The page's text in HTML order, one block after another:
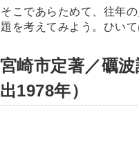
こであらためて、往年の
題を考えてみよう。ひい
宮崎市定著／礪
出1978年）